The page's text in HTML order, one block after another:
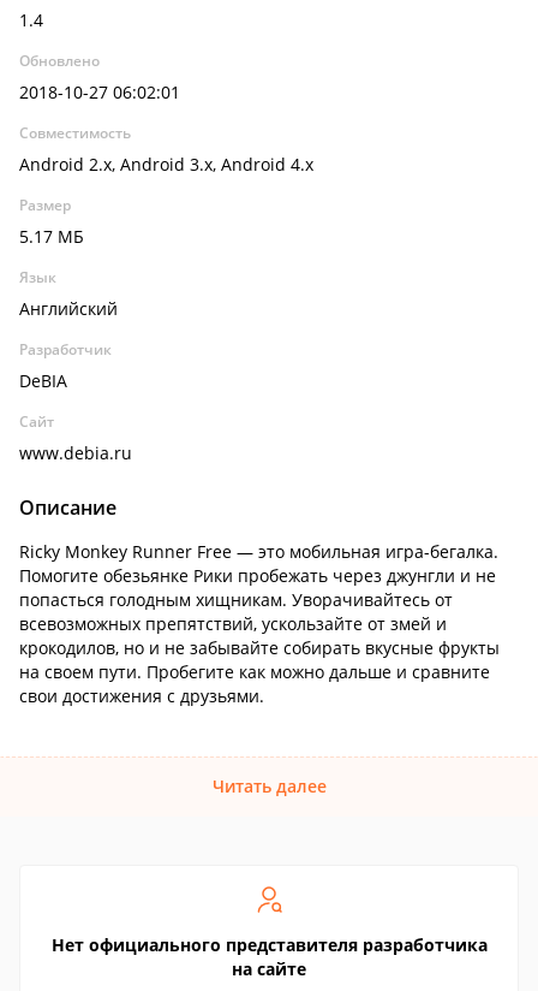
1.4
Обновлено
2018-10-27 06:02:01
Совместимость
Android 2.x, Android 3.x, Android 4.x
Размер
5.17 МБ
Язык
Английский
Разработчик
DeBIA
Сайт
www.debia.ru
Описание
Ricky Monkey Runner Free — это мобильная игра-бегалка.
Помогите обезьянке Рики пробежать через джунгли и не
попасться голодным хищникам. Уворачивайтесь от
всевозможных препятствий, ускользайте от змей и
крокодилов, но и не забывайте собирать вкусные фрукты
на своем пути. Пробегите как можно дальше и сравните
свои достижения с друзьями.
Читать далее
Нет официального представителя разработчика
на сайте